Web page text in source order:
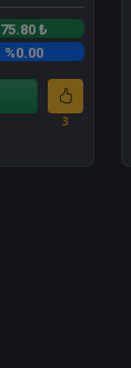
75.80 ₺
%0.00
3